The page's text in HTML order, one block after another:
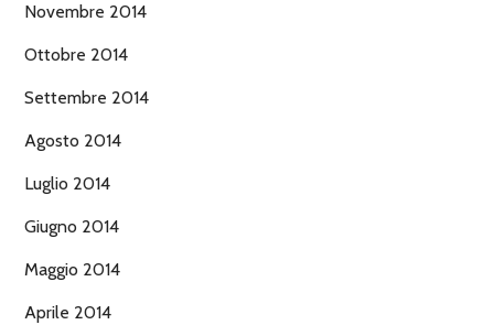
Novembre 2014
Ottobre 2014
Settembre 2014
Agosto 2014
Luglio 2014
Giugno 2014
Maggio 2014
Aprile 2014